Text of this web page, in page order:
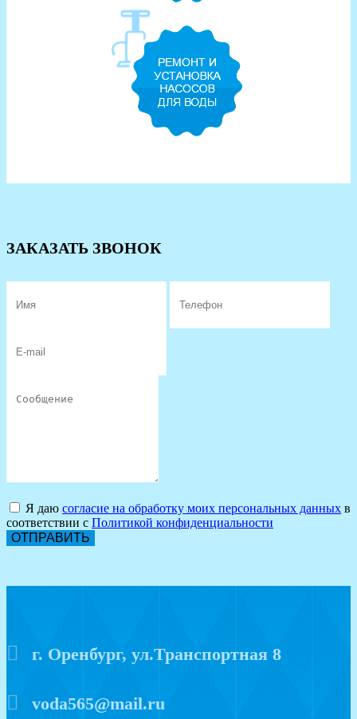
ЗАКАЗАТЬ ЗВОНОК
Я даю согласие на обработку моих персональных данных в
соответствии с Политикой конфиденциальности
ОТПРАВИТЬ
г. Оренбург, ул.Транспортная 8
voda565@mail.ru